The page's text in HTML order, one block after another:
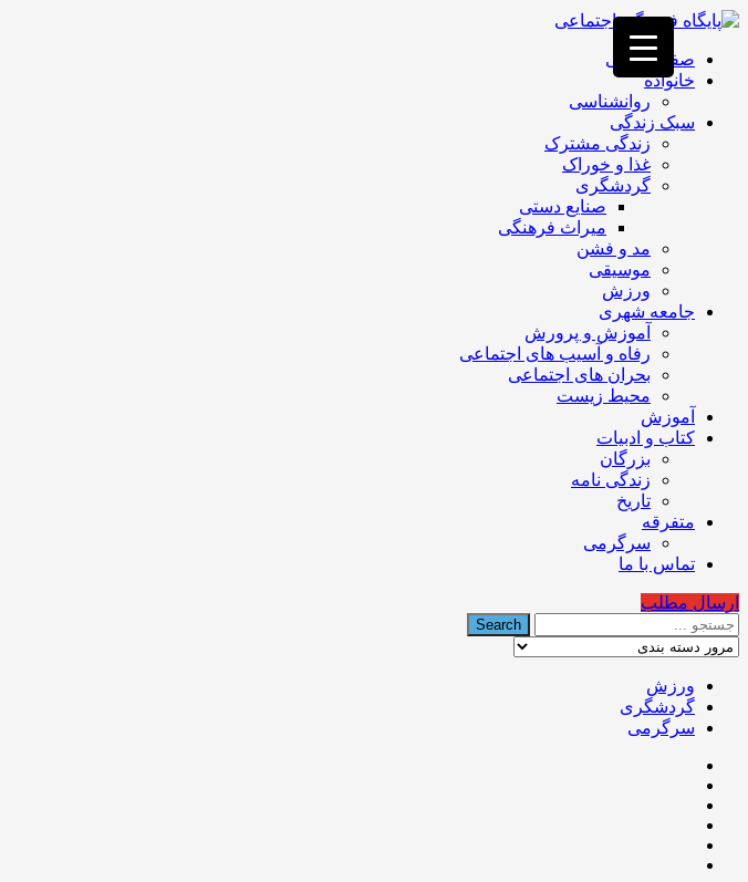
فصد
غرب
تهران
خشکشویی
تصفیه
تهران
صفحه اصلی
خانواده
روانشناسی
سبک زندگی
زندگی مشترک
غذا و خوراک
گردشگری
صنایع دستی
میراث فرهنگی
مد و فشن
موسیقی
ورزش
جامعه شهری
آموزش و پرورش
رفاه و آسیب های اجتماعی
بحران های اجتماعی
محیط زیست
آموزش
کتاب و ادبیات
بزرگان
زندگی نامه
تاریخ
متفرقه
سرگرمی
تماس با ما
ارسال مطلب
ورزش
گردشگری
سرگرمی